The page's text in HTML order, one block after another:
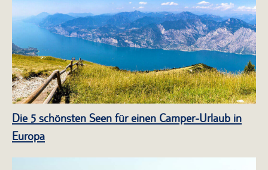
Die 5 schönsten Seen für einen Camper-Urlaub in
Europa